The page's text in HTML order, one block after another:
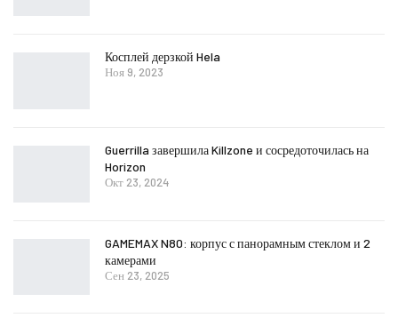
Косплей дерзкой Hela
Ноя 9, 2023
Guerrilla завершила Killzone и сосредоточилась на
Horizon
Окт 23, 2024
GAMEMAX N80: корпус с панорамным стеклом и 2
камерами
Сен 23, 2025